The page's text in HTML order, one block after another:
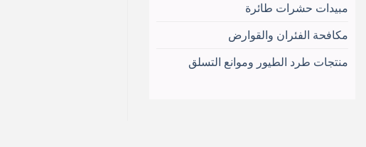
مبيدات حشرات طائرة
مكافحة الفئران والقوارض
منتجات طرد الطيور وموانع التسلق